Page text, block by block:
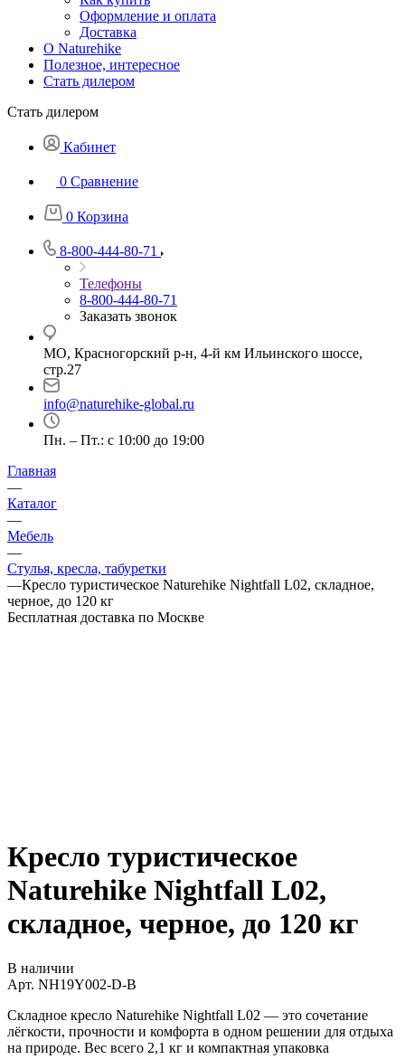
Оформление и оплата
Доставка
О Naturehike
Полезное, интересное
Стать дилером
Стать дилером
Кабинет
0 Сравнение
0 Корзина
8-800-444-80-71
Телефоны
8-800-444-80-71
Заказать звонок
МО, Красногорский р-н, 4-й км Ильинского шоссе,
стр.27
info@naturehike-global.ru
Пн. – Пт.: с 10:00 до 19:00
Главная
—
Каталог
—
Мебель
—
Стулья, кресла, табуретки
—Кресло туристическое Naturehike Nightfall L02, складное,
черное, до 120 кг
Бесплатная доставка по Москве
Кресло туристическое
Naturehike Nightfall L02,
складное, черное, до 120 кг
В наличии
Арт. NH19Y002-D-B
Складное кресло Naturehike Nightfall L02 — это сочетание
лёгкости, прочности и комфорта в одном решении для отдыха
на природе. Вес всего 2,1 кг и компактная упаковка